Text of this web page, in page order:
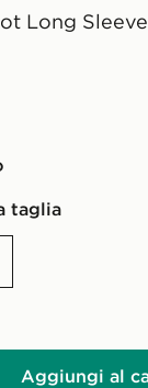
Long
taglia
Aggiungi al